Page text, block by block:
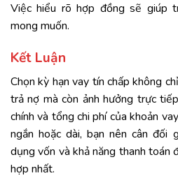
Việc hiểu rõ hợp đồng sẽ giúp
mong muốn.
Kết Luận
Chọn kỳ hạn vay tín chấp không
trả nợ mà còn ảnh hưởng trực
chính và tổng chi phí của khoản
ngắn hoặc dài, bạn nên cân đối
dụng vốn và khả năng thanh toán
hợp nhất.